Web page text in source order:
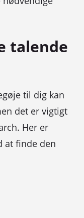
talende
til dig kan
det er vigtigt
Her er
at finde den